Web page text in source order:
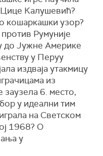
Калушевић?
кошаркашки узор?
Румуније
до Јужне Америке
у Перуу
издваја утакмицу
из
заузела 6. место,
у идеални тим
на Светском
1968? О
у